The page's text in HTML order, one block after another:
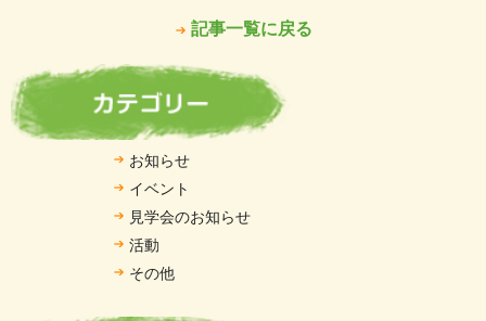
記事一覧に戻る
お知らせ
イベント
見学会のお知らせ
活動
その他